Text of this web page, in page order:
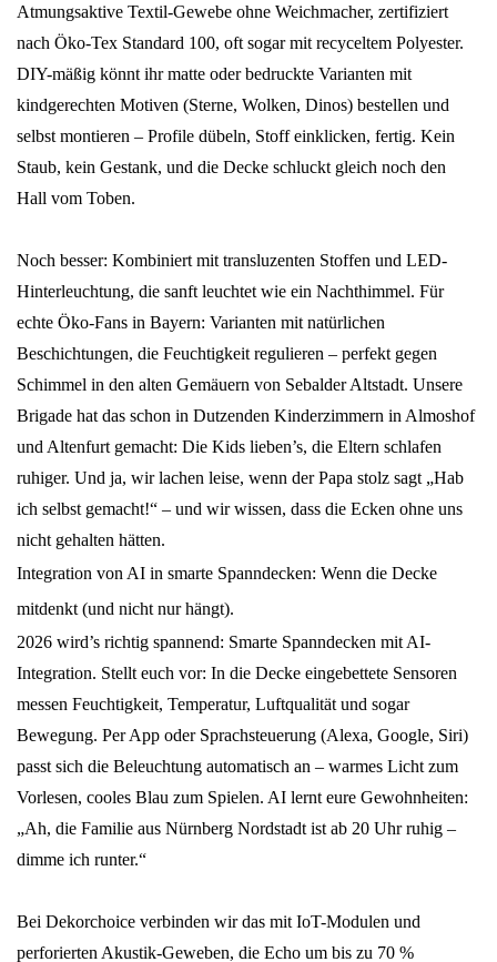
Atmungsaktive Textil-Gewebe ohne Weichmacher, zertifiziert
nach Öko-Tex Standard 100, oft sogar mit recyceltem Polyester.
DIY-mäßig könnt ihr matte oder bedruckte Varianten mit
kindgerechten Motiven (Sterne, Wolken, Dinos) bestellen und
selbst montieren – Profile dübeln, Stoff einklicken, fertig. Kein
Staub, kein Gestank, und die Decke schluckt gleich noch den
Hall vom Toben.
Noch besser: Kombiniert mit transluzenten Stoffen und LED-
Hinterleuchtung, die sanft leuchtet wie ein Nachthimmel. Für
echte Öko-Fans in Bayern: Varianten mit natürlichen
Beschichtungen, die Feuchtigkeit regulieren – perfekt gegen
Schimmel in den alten Gemäuern von Sebalder Altstadt. Unsere
Brigade hat das schon in Dutzenden Kinderzimmern in Almoshof
und Altenfurt gemacht: Die Kids lieben’s, die Eltern schlafen
ruhiger. Und ja, wir lachen leise, wenn der Papa stolz sagt „Hab
ich selbst gemacht!“ – und wir wissen, dass die Ecken ohne uns
nicht gehalten hätten.
Integration von AI in smarte Spanndecken: Wenn die Decke
mitdenkt (und nicht nur hängt).
2026 wird’s richtig spannend: Smarte Spanndecken mit AI-
Integration. Stellt euch vor: In die Decke eingebettete Sensoren
messen Feuchtigkeit, Temperatur, Luftqualität und sogar
Bewegung. Per App oder Sprachsteuerung (Alexa, Google, Siri)
passt sich die Beleuchtung automatisch an – warmes Licht zum
Vorlesen, cooles Blau zum Spielen. AI lernt eure Gewohnheiten:
„Ah, die Familie aus Nürnberg Nordstadt ist ab 20 Uhr ruhig –
dimme ich runter.“
Bei Dekorchoice verbinden wir das mit IoT-Modulen und
perforierten Akustik-Geweben, die Echo um bis zu 70 %